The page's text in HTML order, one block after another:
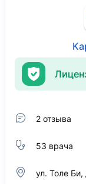
2 отзыва
53 врача
ул. Толе Би,